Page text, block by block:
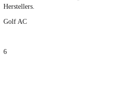
Herstellers.
Golf AC
6